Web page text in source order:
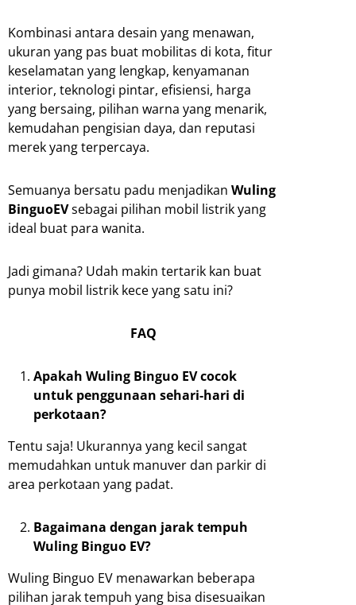
Kombinasi antara desain yang menawan,
ukuran yang pas buat mobilitas di kota, fitur
keselamatan yang lengkap, kenyamanan
interior, teknologi pintar, efisiensi, harga
yang bersaing, pilihan warna yang menarik,
kemudahan pengisian daya, dan reputasi
merek yang terpercaya.
Semuanya bersatu padu menjadikan Wuling
BinguoEVsebagai pilihan mobil listrik yang
ideal buat para wanita.
Jadi gimana? Udah makin tertarik kan buat
punya mobil listrik kece yang satu ini?
FAQ
Apakah Wuling Binguo EV cocok
untuk penggunaan sehari-hari di
perkotaan?
Tentu saja! Ukurannya yang kecil sangat
memudahkan untuk manuver dan parkir di
area perkotaan yang padat.
Bagaimana dengan jarak tempuh
Wuling Binguo EV?
Wuling Binguo EV menawarkan beberapa
pilihan jarak tempuh yang bisa disesuaikan